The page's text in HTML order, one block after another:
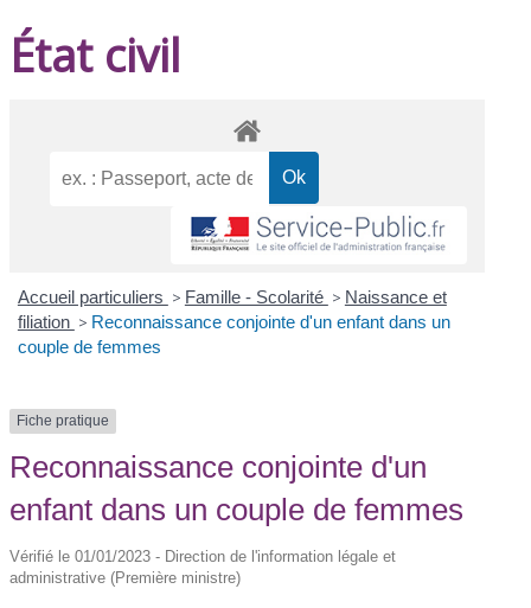
État civil
Accueil particuliers > Famille - Scolarité > Naissance et
filiation > Reconnaissance conjointe d'un enfant dans un
couple de femmes
Fiche pratique
Reconnaissance conjointe d'un
enfant dans un couple de femmes
Vérifié le 01/01/2023 - Direction de l'information légale et
administrative (Première ministre)